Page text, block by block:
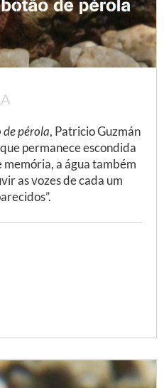
pérola, Patricio Guzmán
permanece escondida
memória, a água também
as vozes de cada um